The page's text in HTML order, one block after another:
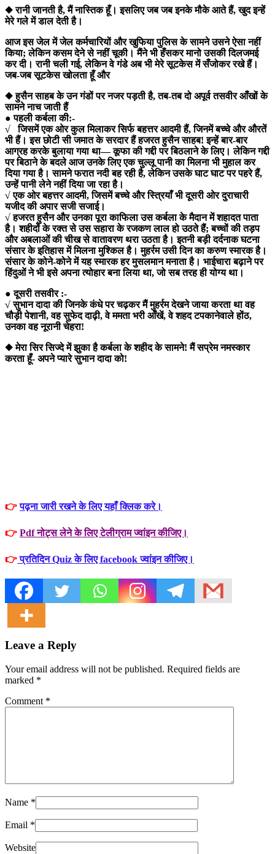
◆ रानी जानती है, मैं नास्तिक हूँ। इसलिए जब जब इनके मौके आते हैं, खुद इन्हें
मेरे गले में डाल देती है।
आज इस जेल में जेल कर्मचारियों और खुफिया पुलिस के सामने उसने ऐसा नहीं
किया; लेकिन कसम देने से नहीं चूकी। मैंने भी हँसकर मानो उसकी दिलजमई
कर दी। रानी चली गई, लेकिन वे गंडे अब भी मेरे सूटकेस में सँजोकर रखे हैं।
जब-जब सूटकेस खोलता हूँ और
◆ हुसैन साहब के उन गंडों पर नजर पड़ती है, तब-तब दो अपूर्व तसवीर आँखों के
सामने नाच जाती हैं
● पहली कर्बला की:-
√ जिसमें एक ओर कुल मिलाकर सिर्फ बहत्तर आदमी हैं, जिनमें बच्चे और औरतें
भी हैं। इस छोटी सी जमात के सरदार हैं हजरत हुसैन साहब! इन्हें बार-बार
आग्रह करके बुलाया गया था— कूफा की गद्दी पर बिठलाने के लिए। लेकिन गद्दी
पर बिठाने के बदले आज उनके लिए एक चुल्लू पानी का मिलना भी मुहाल कर
दिया गया है। सामने फरात नदी बह रही है, लेकिन उसके घाट घाट पर पहरे हैं,
उन्हें पानी लेने नहीं दिया जा रहा है।
√ एक ओर बहत्तर आदमी, जिसमें बच्चे और स्त्रियाँ भी दूसरी ओर दुराचारी
यजीद की अपार सजी सजाई।
√ हजरत हुसैन और उनका पूरा काफिला उस कर्बला के मैदान में शहादत पाता
है। शहीदों के रक्त से उस सहारा के रजकण लाल हो उठते हैं; बच्चों की तड़प
और अबलाओं की चीख से वातावरण थरा उठता है। इतनी बड़ी दर्दनाक घटना
संसार के इतिहास में मिलना मुश्किल है। मुहर्रम उसी दिन का करुण स्मारक है।
संसार के कोने-कोने में यह स्मारक हर मुसलमान मनाता है। भाईचारा बढ़ाने पर
हिंदुओं ने भी इसे अपना त्योहार बना लिया था, जो सब तरह ही योग्य था।
● दूसरी तसवीर :-
√ सुभान दादा की जिनके कंधे पर चढ़कर मैं मुहर्रम देखने जाया करता था वह
चौड़ी पेशानी, वह सुफेद दाढ़ी, वे ममता भरी आँखें, वे शहद टपकानेवाले होंठ,
उनका वह नूरानी चेहरा!
◆ मेरा सिर सिज्दे में झुका है कर्बला के शहीद के सामने! मैं सप्रेम नमस्कार
करता हूँ- अपने प्यारे सुभान दादा को!
👉पढ़ना जारी रखने के लिए यहाँ क्लिक करे।
👉 Pdf नोट्स लेने के लिए टेलीग्राम ज्वांइन कीजिए।
👉प्रतिदिन Quiz के लिए facebook ज्वांइन कीजिए।
Leave a Reply
Your email address will not be published. Required fields are
marked *
Comment *
Name *
Email *
Website